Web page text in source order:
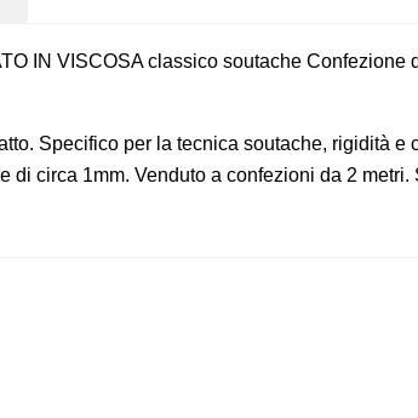
IN VISCOSA classico soutache Confezione
Specifico per la tecnica soutache, rigidità
di circa 1mm. Venduto a confezioni da 2